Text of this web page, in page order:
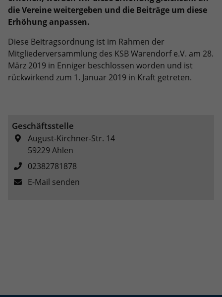
die Vereine weitergeben und die Beiträge um diese
Erhöhung anpassen.
Diese Beitragsordnung ist im Rahmen der
Mitgliederversammlung des KSB Warendorf e.V. am 28.
März 2019 in Enniger beschlossen worden und ist
rückwirkend zum 1. Januar 2019 in Kraft getreten.
Geschäftsstelle
August-Kirchner-Str. 14
59229 Ahlen
02382781878
E-Mail senden
eines Analyseberichts darüber, wie es
der Website geht. Die erhobenen Daten
umfassen die Anzahl der Besucher, die
Seiten in anonymisierter Form.
Name _dc_gtm_UA-101278931-2
Laufzeit
Zweck
Dieser Cookie identifiziert die Besucher
nach Alter, Geschlecht oder Interessen
und nutzt dazu den DoubleClick des
Anzeigenplatzierung zu vereinfachen.